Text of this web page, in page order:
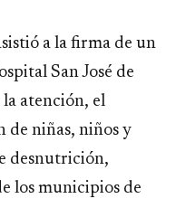
a la firma de un
San José de
atención, el
de niñas, niños y
desnutrición,
los municipios de